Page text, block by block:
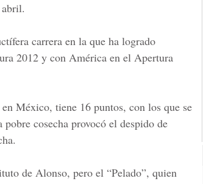
carrera en la que ha logrado
2012 y con América en el Apertura
México, tiene 16 puntos, con los que se
cosecha provocó el despido de
de Alonso, pero el “Pelado”, quien